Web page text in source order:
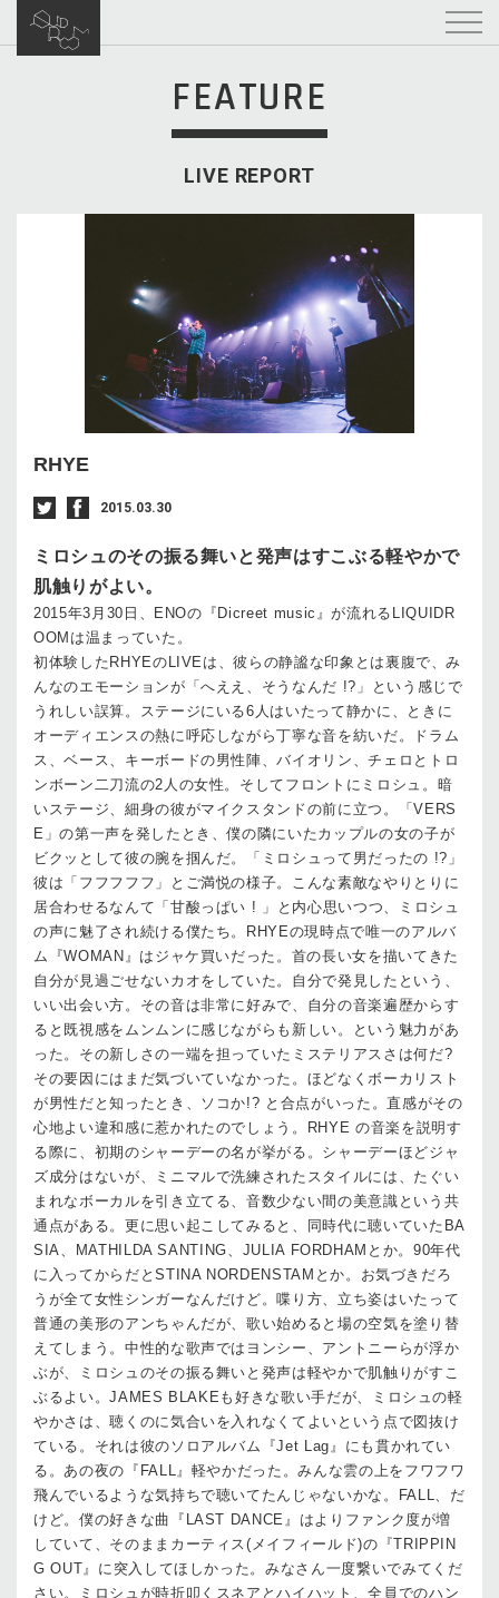
FEATURE
LIVE REPORT
RHYE
2015.03.30
ミロシュのその振る舞いと発声はすこぶる軽やかで
肌触りがよい。
2015年3月30日、ENOの『Dicreet music』が流れるLIQUIDR
OOMは温まっていた。
初体験したRHYEのLIVEは、彼らの静謐な印象とは裏腹で、み
んなのエモーションが「へええ、そうなんだ !?」という感じで
うれしい誤算。ステージにいる6人はいたって静かに、ときに
オーディエンスの熱に呼応しながら丁寧な音を紡いだ。ドラム
ス、ベース、キーボードの男性陣、バイオリン、チェロとトロ
ンボーン二刀流の2人の女性。そしてフロントにミロシュ。暗
いステージ、細身の彼がマイクスタンドの前に立つ。「VERS
E」の第一声を発したとき、僕の隣にいたカップルの女の子が
ビクッとして彼の腕を掴んだ。「ミロシュって男だったの !?」
彼は「フフフフフ」とご満悦の様子。こんな素敵なやりとりに
居合わせるなんて「甘酸っぱい ! 」と内心思いつつ、ミロシュ
の声に魅了され続ける僕たち。RHYEの現時点で唯一のアルバ
ム『WOMAN』はジャケ買いだった。首の長い女を描いてきた
自分が見過ごせないカオをしていた。自分で発見したという、
いい出会い方。その音は非常に好みで、自分の音楽遍歴からす
ると既視感をムンムンに感じながらも新しい。という魅力があ
った。その新しさの一端を担っていたミステリアスさは何だ?
その要因にはまだ気づいていなかった。ほどなくボーカリスト
が男性だと知ったとき、ソコか!? と合点がいった。直感がその
心地よい違和感に惹かれたのでしょう。RHYE の音楽を説明す
る際に、初期のシャーデーの名が挙がる。シャーデーほどジャ
ズ成分はないが、ミニマルで洗練されたスタイルには、たぐい
まれなボーカルを引き立てる、音数少ない間の美意識という共
通点がある。更に思い起こしてみると、同時代に聴いていたBA
SIA、MATHILDA SANTING、JULIA FORDHAMとか。90年代
に入ってからだとSTINA NORDENSTAMとか。お気づきだろ
うが全て女性シンガーなんだけど。喋り方、立ち姿はいたって
普通の美形のアンちゃんだが、歌い始めると場の空気を塗り替
えてしまう。中性的な歌声ではヨンシー、アントニーらが浮か
ぶが、ミロシュのその振る舞いと発声は軽やかで肌触りがすこ
ぶるよい。JAMES BLAKEも好きな歌い手だが、ミロシュの軽
やかさは、聴くのに気合いを入れなくてよいという点で図抜け
ている。それは彼のソロアルバム『Jet Lag』にも貫かれてい
る。あの夜の『FALL』軽やかだった。みんな雲の上をフワフワ
飛んでいるような気持ちで聴いてたんじゃないかな。FALL、だ
けど。僕の好きな曲『LAST DANCE』はよりファンク度が増
していて、そのままカーティス(メイフィールド)の『TRIPPIN
G OUT』に突入してほしかった。みなさん一度繋いでみてくだ
さい。ミロシュが時折叩くスネアとハイハット、全員でのハン